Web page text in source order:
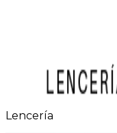
Lencería